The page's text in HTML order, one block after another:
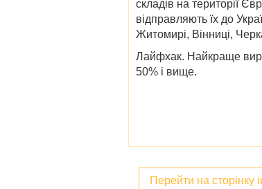
складів на території
відправляють їх до
Житомирі, Вінниці,
Лайфхак. Найкраще
50% і вище.
Перейти на сторінку